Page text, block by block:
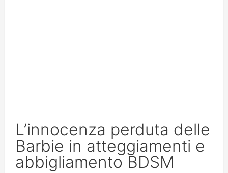
L’innocenza perduta delle
Barbie in atteggiamenti e
abbigliamento BDSM